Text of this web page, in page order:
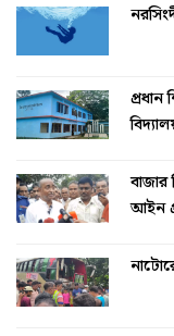
প্রধান
আইন